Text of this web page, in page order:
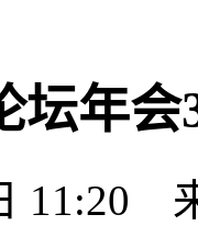
坛年
11:20